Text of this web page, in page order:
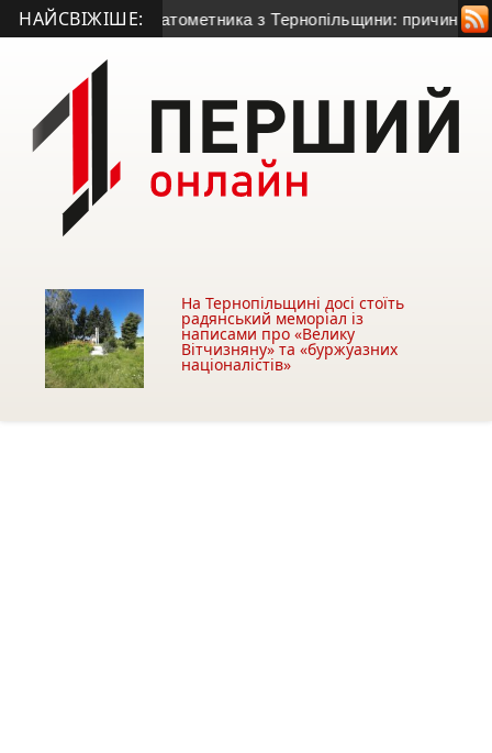
НАЙСВІЖІШЕ:
річного гранатометника з Тернопільщини: причина смерті
На Тернопільщині досі стоїть
радянський меморіал із
написами про «Велику
Вітчизняну» та «буржуазних
націоналістів»